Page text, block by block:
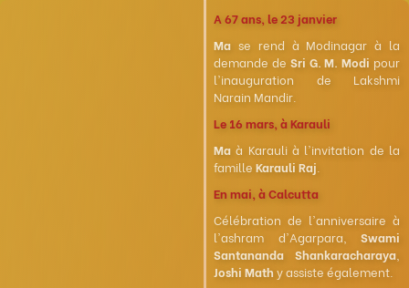
A 67 ans, le 23 janvier
Ma se rend à Modinagar à la
demande de Sri G. M. Modi pour
l'inauguration de Lakshmi
Narain Mandir.
Le 16 mars, à Karauli
Ma à Karauli à l'invitation de la
famille Karauli Raj
En mai, à Calcutta
Célébration de l'anniversaire à
l'ashram d'Agarpara, Swami
Santananda Shankaracharaya
Joshi Math y assiste également.